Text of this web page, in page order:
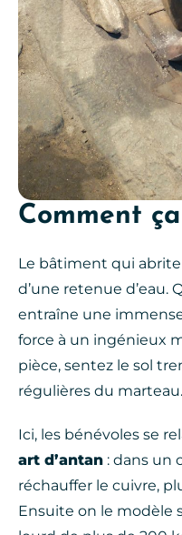
Comment
Le bâtiment qui
d’une retenue d’eau.
entraîne une
force à un ingénieux
pièce, sentez le sol
régulières du marteau.
Ici, les bénévoles se
art d’antan : dans un
réchauffer le cuivre,
Ensuite on le modèle